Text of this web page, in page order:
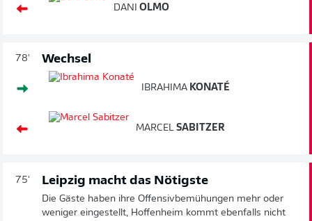
DANI OLMO
78' Wechsel
IBRAHIMA KONATÉ
MARCEL SABITZER
75' Leipzig macht das Nötigste
Die Gäste haben ihre Offensivbemühungen mehr oder
weniger eingestellt, Hoffenheim kommt ebenfalls nicht